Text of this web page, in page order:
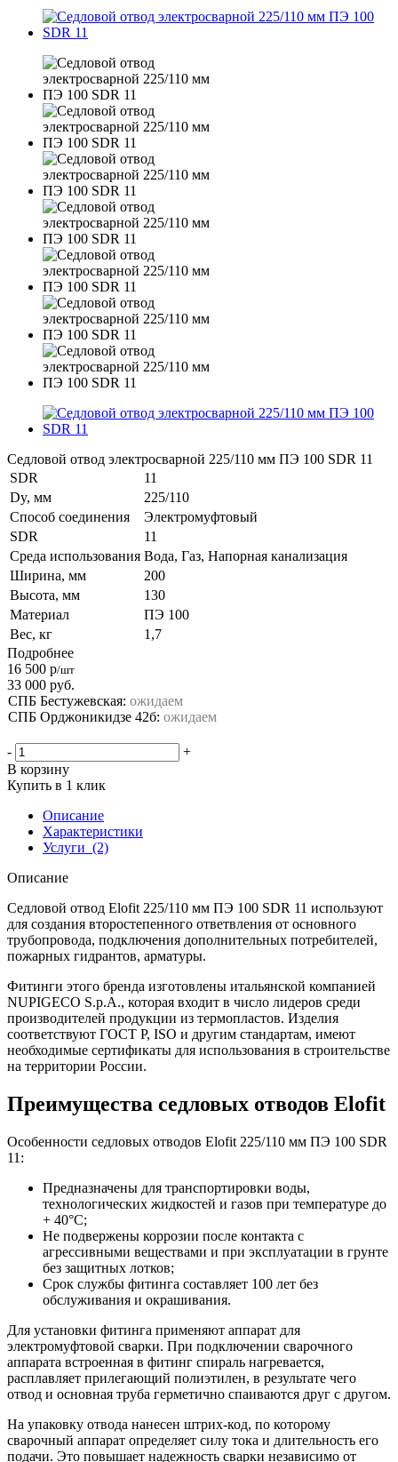
Седловой отвод электросварной 225/110 мм ПЭ 100 SDR 11
SDR
11
Dy, мм
225/110
Способ соединения
Электромуфтовый
SDR
11
Среда использования Вода, Газ, Напорная канализация
Ширина, мм
200
Высота, мм
130
Материал
ПЭ 100
Вес, кг
1,7
Подробнее
16 500 р/шт
33 000 руб.
СПБ Бестужевская: ожидаем
СПБ Орджоникидзе 42б: ожидаем
-
+
В корзину
Купить в 1 клик
Описание
Характеристики
Услуги (2)
Описание
Седловой отвод Elofit 225/110 мм ПЭ 100 SDR 11 используют
для создания второстепенного ответвления от основного
трубопровода, подключения дополнительных потребителей,
пожарных гидрантов, арматуры.
Фитинги этого бренда изготовлены итальянской компанией
NUPIGECO S.p.A., которая входит в число лидеров среди
производителей продукции из термопластов. Изделия
соответствуют ГОСТ Р, ISO и другим стандартам, имеют
необходимые сертификаты для использования в строительстве
на территории России.
Преимущества седловых отводов Elofit
Особенности седловых отводов Elofit 225/110 мм ПЭ 100 SDR
11:
Предназначены для транспортировки воды,
технологических жидкостей и газов при температуре до
+ 40°С;
Не подвержены коррозии после контакта с
агрессивными веществами и при эксплуатации в грунте
без защитных лотков;
Срок службы фитинга составляет 100 лет без
обслуживания и окрашивания.
Для установки фитинга применяют аппарат для
электромуфтовой сварки. При подключении сварочного
аппарата встроенная в фитинг спираль нагревается,
расплавляет прилегающий полиэтилен, в результате чего
отвод и основная труба герметично спаиваются друг с другом.
На упаковку отвода нанесен штрих-код, по которому
сварочный аппарат определяет силу тока и длительность его
подачи. Это повышает надежность сварки независимо от